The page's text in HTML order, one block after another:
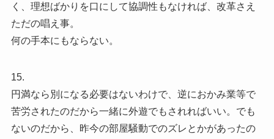
く、理想ばかりを口にして協調性もなければ、改革さえ
ただの唱え事。
何の手本にもならない。
15.
円満なら別になる必要はないわけで、逆におかみ業等で
苦労されたのだから一緒に外遊でもされればいい。でも
ないのだから、昨今の部屋騒動でのズレとかがあったの